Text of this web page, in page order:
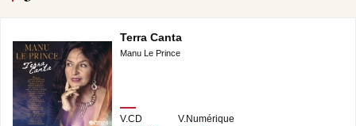
Terra Canta
Manu Le Prince
V.CD V.Numérique